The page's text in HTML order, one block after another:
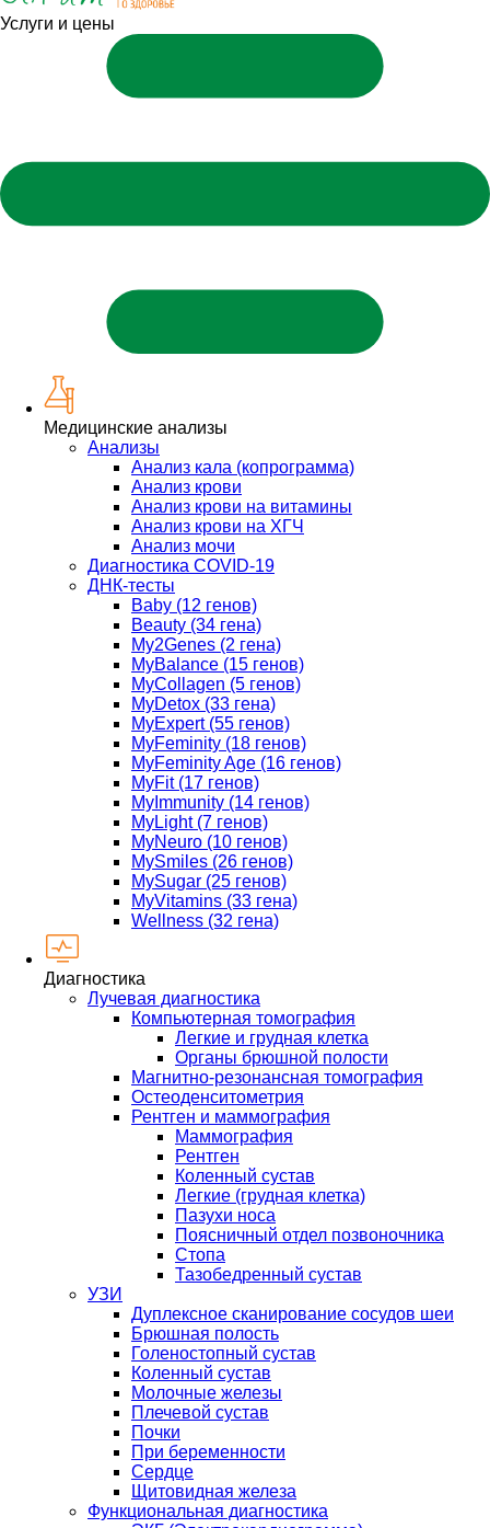
Услуги и цены
Медицинские анализы
Анализы
Анализ кала (копрограмма)
Анализ крови
Анализ крови на витамины
Анализ крови на ХГЧ
Анализ мочи
Диагностика COVID-19
ДНК-тесты
Baby (12 генов)
Beauty (34 гена)
My2Genes (2 гена)
MyBalance (15 генов)
MyCollagen (5 генов)
MyDetox (33 гена)
MyExpert (55 генов)
MyFeminity (18 генов)
MyFeminity Age (16 генов)
MyFit (17 генов)
MyImmunity (14 генов)
MyLight (7 генов)
MyNeuro (10 генов)
MySmiles (26 генов)
MySugar (25 генов)
MyVitamins (33 гена)
Wellness (32 гена)
Диагностика
Лучевая диагностика
Компьютерная томография
Легкие и грудная клетка
Органы брюшной полости
Магнитно-резонансная томография
Остеоденситометрия
Рентген и маммография
Маммография
Рентген
Коленный сустав
Легкие (грудная клетка)
Пазухи носа
Поясничный отдел позвоночника
Стопа
Тазобедренный сустав
УЗИ
Дуплексное сканирование сосудов шеи
Брюшная полость
Голеностопный сустав
Коленный сустав
Молочные железы
Плечевой сустав
Почки
При беременности
Сердце
Щитовидная железа
Функциональная диагностика